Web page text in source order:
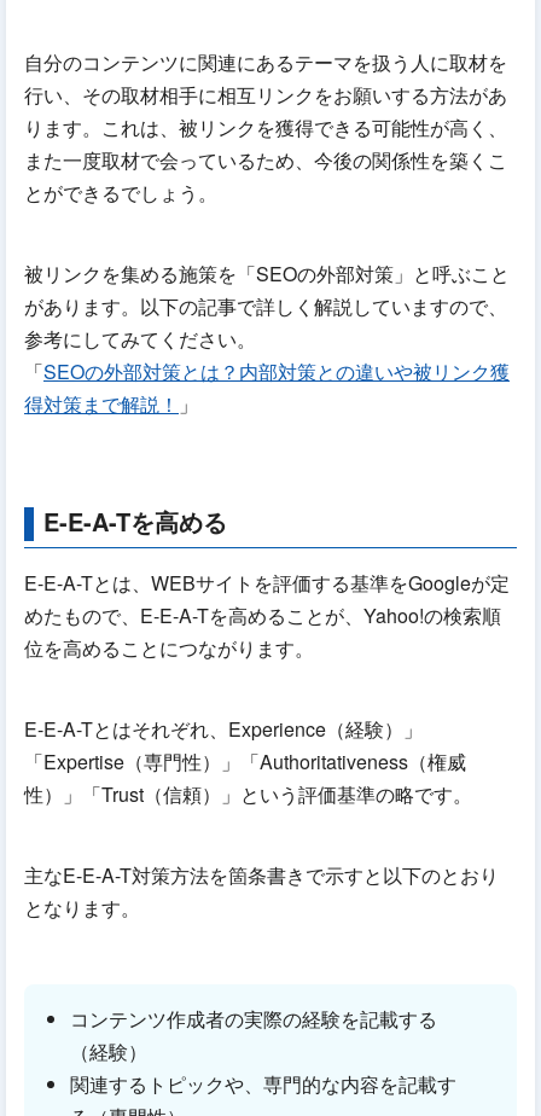
自分のコンテンツに関連にあるテーマを扱う人に取材を
行い、その取材相手に相互リンクをお願いする方法があ
ります。これは、被リンクを獲得できる可能性が高く、
また一度取材で会っているため、今後の関係性を築くこ
とができるでしょう。
被リンクを集める施策を「SEOの外部対策」と呼ぶこと
があります。以下の記事で詳しく解説していますので、
参考にしてみてください。
「SEOの外部対策とは？内部対策との違いや被リンク獲
得対策まで解説！ 」
E-E-A-Tを高める
E-E-A-Tとは、WEBサイトを評価する基準をGoogleが定
めたもので、E-E-A-Tを高めることが、Yahoo!の検索順
位を高めることにつながります。
E-E-A-Tとはそれぞれ、Experience（経験）」
「Expertise（専門性）」「Authoritativeness（権威
性）」「Trust（信頼）」という評価基準の略です。
主なE-E-A-T対策方法を箇条書きで示すと以下のとおり
となります。
コンテンツ作成者の実際の経験を記載する
（経験）
関連するトピックや、専門的な内容を記載す